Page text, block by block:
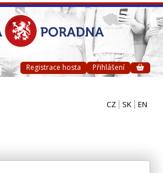
Registrace hosta Přihlášení
CZ SK EN